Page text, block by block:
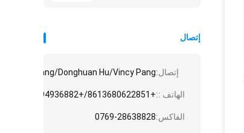
إتصال
إتصال:Huang/Donghuan Hu/Vincy Pang
الهاتف ::+8613680622851/+8613794936882/+8615975861828/+8618775545882
الفاكس:0769-28638828